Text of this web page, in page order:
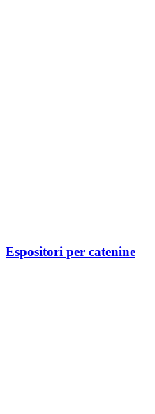
Espositori per catenine